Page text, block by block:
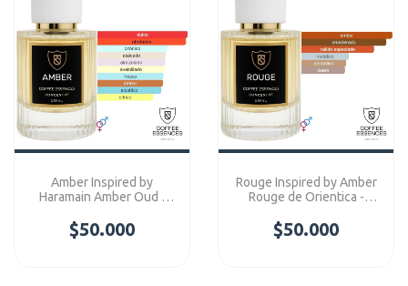
Amber Inspired by
Haramain Amber Oud -
Concentre
$50.000
Rouge Inspired by Amber
Rouge de Orientica -
Concentre
$50.000